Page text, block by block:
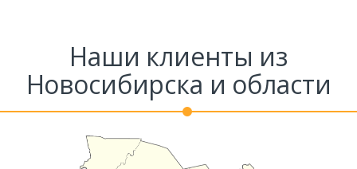
Наши клиенты из
Новосибирска и области